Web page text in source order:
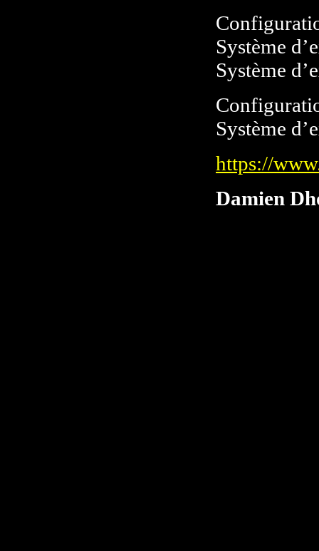
Système
Système
Système
https://
Damien